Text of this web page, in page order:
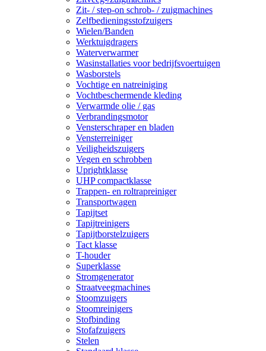
Zit- / step-on schrob- / zuigmachines
Zelfbedieningsstofzuigers
Wielen/Banden
Werktuigdragers
Waterverwarmer
Wasinstallaties voor bedrijfsvoertuigen
Wasborstels
Vochtige en natreiniging
Vochtbeschermende kleding
Verwarmde olie / gas
Verbrandingsmotor
Vensterschraper en bladen
Vensterreiniger
Veiligheidszuigers
Vegen en schrobben
Uprightklasse
UHP compactklasse
Trappen- en roltrapreiniger
Transportwagen
Tapijtset
Tapijtreinigers
Tapijtborstelzuigers
Tact klasse
T-houder
Superklasse
Stromgenerator
Straatveegmachines
Stoomzuigers
Stoomreinigers
Stofbinding
Stofafzuigers
Stelen